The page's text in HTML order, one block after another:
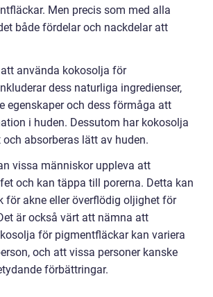
Men precis som med alla
både fördelar och nackdelar att
använda kokosolja för
dess naturliga ingredienser,
egenskaper och dess förmåga att
i huden. Dessutom har kokosolja
absorberas lätt av huden.
vissa människor uppleva att
och kan täppa till porerna. Detta kan
för akne eller överflödig oljighet för
är också värt att nämna att
för pigmentfläckar kan variera
och att vissa personer kanske
förbättringar.